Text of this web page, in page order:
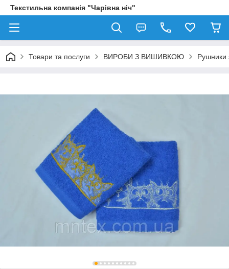
Текстильна компанія "Чарівна ніч"
Товари та послуги ВИРОБИ З ВИШИВКОЮ Рушники